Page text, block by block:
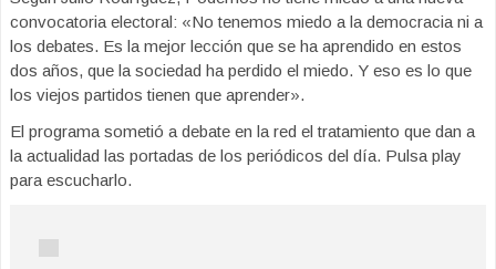
convocatoria electoral: «No tenemos miedo a la democracia ni a
los debates. Es la mejor lección que se ha aprendido en estos
dos años, que la sociedad ha perdido el miedo. Y eso es lo que
los viejos partidos tienen que aprender».
El programa sometió a debate en la red el tratamiento que dan a
la actualidad las portadas de los periódicos del día. Pulsa play
para escucharlo.